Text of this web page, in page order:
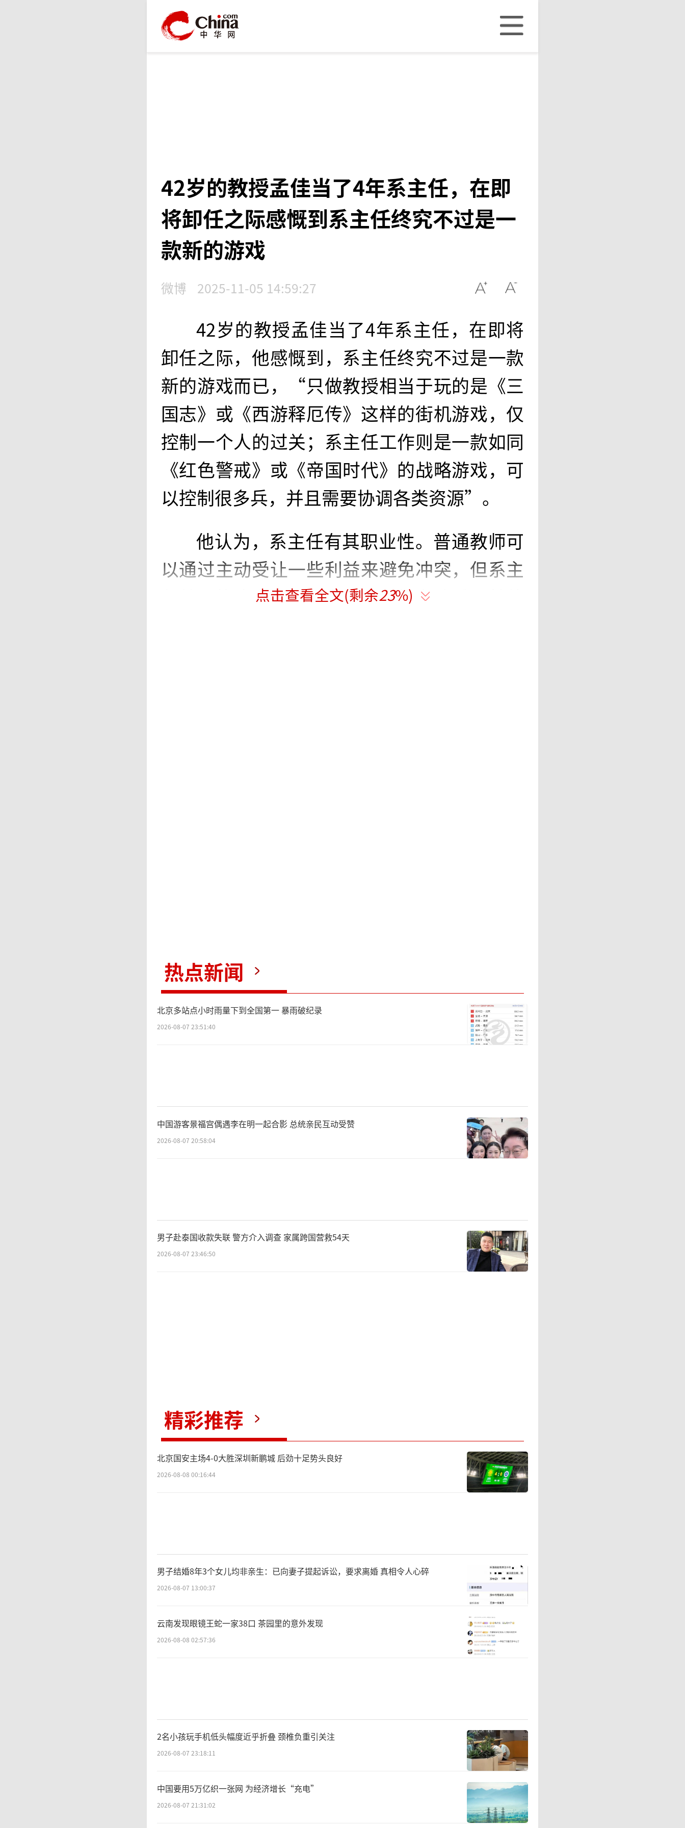
42岁的教授孟佳当了4年系主任，在即
将卸任之际感慨到系主任终究不过是一
款新的游戏
微博 2025-11-05 14:59:27
42岁的教授孟佳当了4年系主任，在即将
卸任之际，他感慨到，系主任终究不过是一款
新的游戏而已，“只做教授相当于玩的是《三
国志》或《西游释厄传》这样的街机游戏，仅
控制一个人的过关；系主任工作则是一款如同
《红色警戒》或《帝国时代》的战略游戏，可
以控制很多兵，并且需要协调各类资源”。
他认为，系主任有其职业性。普通教师可
以通过主动受让一些利益来避免冲突，但系主
任就不能这么干，因为他没有权力让系里其他
点击查看全文(剩余23%)
热点新闻
北京多站点小时雨量下到全国第一 暴雨破纪录
2026-08-07 23:51:40
中国游客景福宫偶遇李在明一起合影 总统亲民互动受赞
2026-08-07 20:58:04
男子赴泰国收款失联 警方介入调查 家属跨国营救54天
2026-08-07 23:46:50
精彩推荐
北京国安主场4-0大胜深圳新鹏城 后劲十足势头良好
2026-08-08 00:16:44
男子结婚8年3个女儿均非亲生：已向妻子提起诉讼，要求离婚 真相令人心碎
2026-08-07 13:00:37
云南发现眼镜王蛇一家38口 茶园里的意外发现
2026-08-08 02:57:36
2名小孩玩手机低头幅度近乎折叠 颈椎负重引关注
2026-08-07 23:18:11
中国要用5万亿织一张网 为经济增长“充电”
2026-08-07 21:31:02